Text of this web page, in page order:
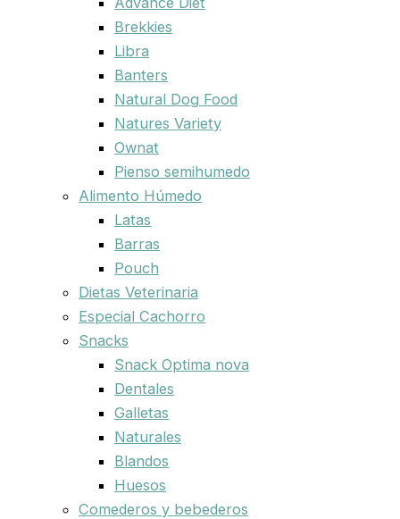
Brekkies
Libra
Banters
Natural Dog Food
Natures Variety
Ownat
Pienso semihumedo
Alimento Húmedo
Latas
Barras
Pouch
Dietas Veterinaria
Especial Cachorro
Snacks
Snack Optima nova
Dentales
Galletas
Naturales
Blandos
Huesos
Comederos y bebederos